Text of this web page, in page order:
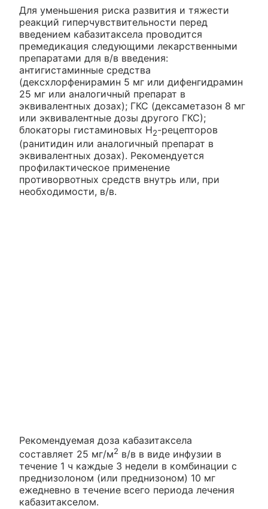
Для уменьшения риска развития и тяжести
реакций гиперчувствительности перед
введением кабазитаксела проводится
премедикация следующими лекарственными
препаратами для в/в введения:
антигистаминные средства
(дексхлорфенирамин 5 мг или дифенгидрамин
25 мг или аналогичный препарат в
эквивалентных дозах); ГКС (дексаметазон 8 мг
или эквивалентные дозы другого ГКС);
блокаторы гистаминовых H2-рецепторов
(ранитидин или аналогичный препарат в
эквивалентных дозах). Рекомендуется
профилактическое применение
противорвотных средств внутрь или, при
необходимости, в/в.
Рекомендуемая доза кабазитаксела
составляет 25 мг/м2 в/в в виде инфузии в
течение 1 ч каждые 3 недели в комбинации с
преднизолоном (или преднизоном) 10 мг
ежедневно в течение всего периода лечения
кабазитакселом.